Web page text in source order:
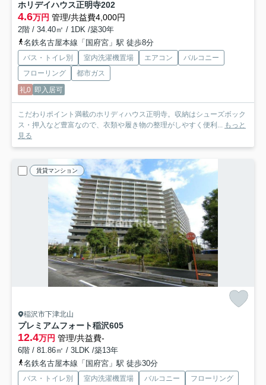
ホリデイハウス正明寺202
4.6万円 管理/共益費4,000円
2階 / 34.40㎡ / 1DK /築30年
名鉄名古屋本線「国府宮」駅 徒歩8分
バス・トイレ別 室内洗濯機置場 エアコン
バルコニー
フローリング
都市ガス
礼0 即入居可
こだわりポイント満載のホリディハウス正明寺。収納はシューズボック
ス・押入など豊富なので、衣類や履き物の整理がしやすく便利... もっと
見る
賃貸マンション
稲沢市下津北山
プレミアムフォート稲沢605
12.4万円 管理/共益費-
6階 / 81.86㎡ / 3LDK /築13年
名鉄名古屋本線「国府宮」駅 徒歩30分
バス・トイレ別 室内洗濯機置場 バルコニー
フローリング